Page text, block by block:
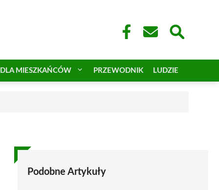
DLA MIESZKAŃCÓW PRZEWODNIK LUDZIE
Podobne Artykuły